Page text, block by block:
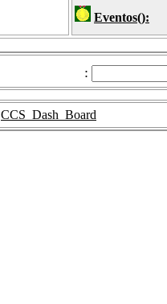
Eventos():
:
CCS_Dash_Board